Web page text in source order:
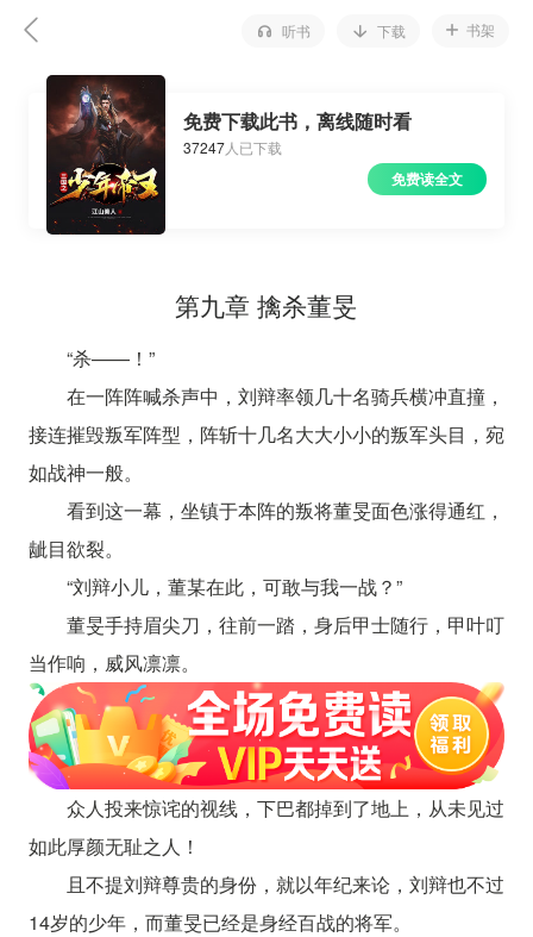
听书 下载 书架
免费下载此书，离线随时看
37247人已下载
免费读全文
第九章 擒杀董旻
“杀——！”
在一阵阵喊杀声中，刘辩率领几十名骑兵横冲直撞，
接连摧毁叛军阵型，阵斩十几名大大小小的叛军头目，宛
如战神一般。
看到这一幕，坐镇于本阵的叛将董旻面色涨得通红，
龇目欲裂。
“刘辩小儿，董某在此，可敢与我一战？”
董旻手持眉尖刀，往前一踏，身后甲士随行，甲叶叮
当作响，威风凛凛。
众人投来惊诧的视线，下巴都掉到了地上，从未见过
如此厚颜无耻之人！
且不提刘辩尊贵的身份，就以年纪来论，刘辩也不过
14岁的少年，而董旻已经是身经百战的将军。